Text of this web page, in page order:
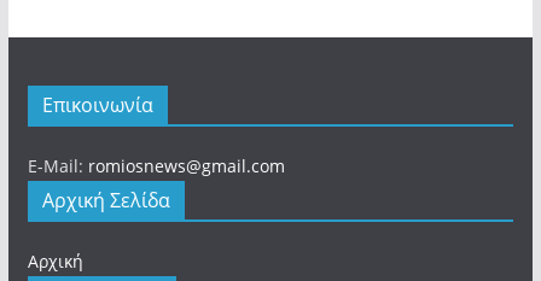
Επικοινωνία
E-Mail: romiosnews@gmail.com
Αρχική Σελίδα
Αρχική